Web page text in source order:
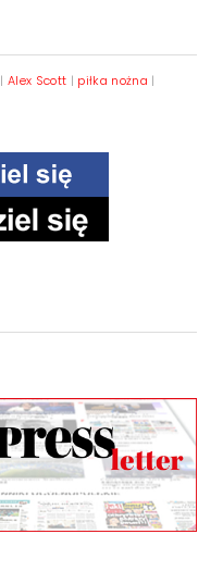
|Alex Scott | piłka nożna |